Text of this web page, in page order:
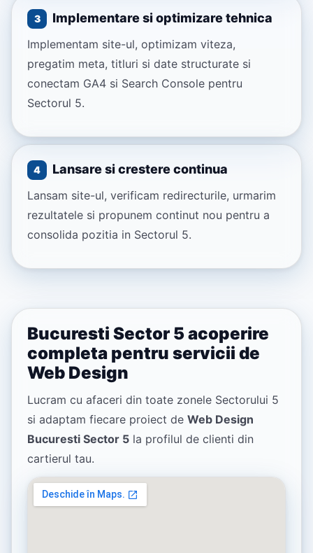
3 Implementare si optimizare tehnica
Implementam site-ul, optimizam viteza,
pregatim meta, titluri si date structurate si
conectam GA4 si Search Console pentru
Sectorul 5.
4 Lansare si crestere continua
Lansam site-ul, verificam redirecturile, urmarim
rezultatele si propunem continut nou pentru a
consolida pozitia in Sectorul 5.
Bucuresti Sector 5 acoperire
completa pentru servicii de
Web Design
Lucram cu afaceri din toate zonele Sectorului 5
si adaptam fiecare proiect de Web Design
Bucuresti Sector 5 la profilul de clienti din
cartierul tau.